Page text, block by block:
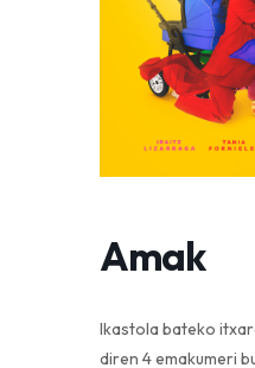
Amak
Ikastola bateko
diren 4 emakumeri